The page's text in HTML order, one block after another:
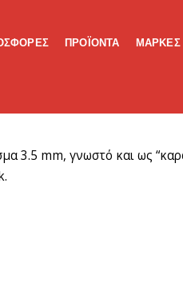
ΠΡΟΪΟΝΤΑ ΜΑΡΚΕΣ
3.5 mm, γνωστό και ως